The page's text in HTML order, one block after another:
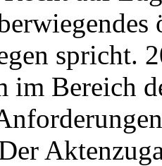
spricht.
im Bereich